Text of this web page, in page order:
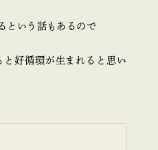
という話もあるので
と好循環が生まれると思い